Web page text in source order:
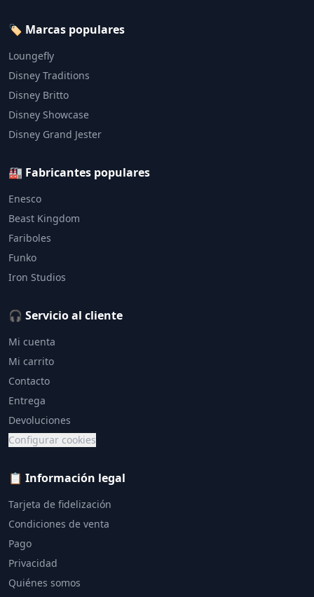
🏷️ Marcas populares
Loungefly
Disney Traditions
Disney Britto
Disney Showcase
Disney Grand Jester
🏭 Fabricantes populares
Enesco
Beast Kingdom
Fariboles
Funko
Iron Studios
🎧 Servicio al cliente
Mi cuenta
Mi carrito
Contacto
Entrega
Devoluciones
Configurar cookies
📋 Información legal
Tarjeta de fidelización
Condiciones de venta
Pago
Privacidad
Quiénes somos